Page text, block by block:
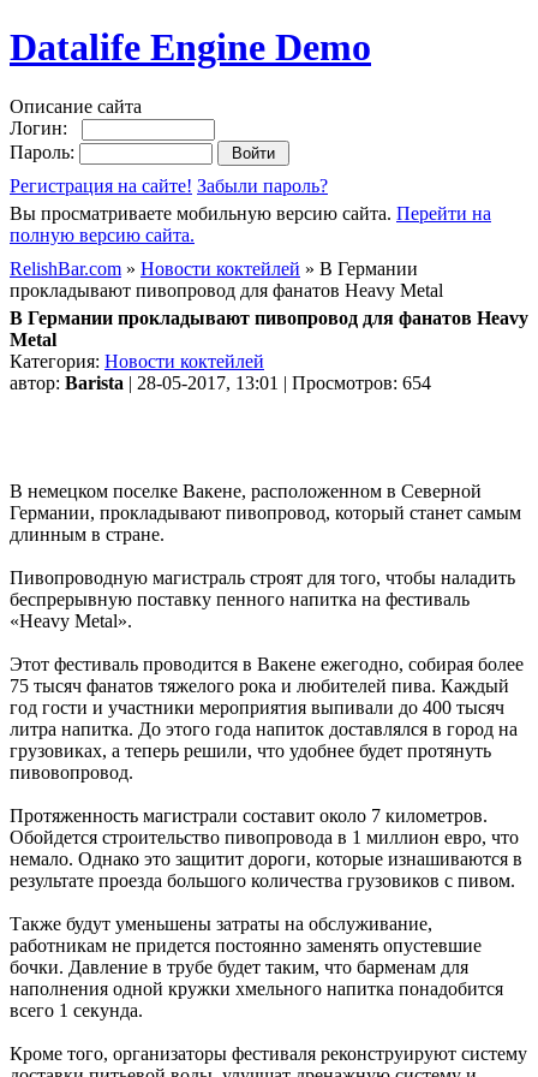
Datalife Engine Demo
Описание сайта
Логин:
Пароль:
Регистрация на сайте! Забыли пароль?
Вы просматриваете мобильную версию сайта. Перейти на
полную версию сайта.
RelishBar.com » Новости коктейлей » В Германии
прокладывают пивопровод для фанатов Heavy Metal
В Германии прокладывают пивопровод для фанатов Heavy
Metal
Категория: Новости коктейлей
автор: Barista | 28-05-2017, 13:01 | Просмотров: 654
В немецком поселке Вакене, расположенном в Северной
Германии, прокладывают пивопровод, который станет самым
длинным в стране.
Пивопроводную магистраль строят для того, чтобы наладить
беспрерывную поставку пенного напитка на фестиваль
«Heavy Metal».
Этот фестиваль проводится в Вакене ежегодно, собирая более
75 тысяч фанатов тяжелого рока и любителей пива. Каждый
год гости и участники мероприятия выпивали до 400 тысяч
литра напитка. До этого года напиток доставлялся в город на
грузовиках, а теперь решили, что удобнее будет протянуть
пивовопровод.
Протяженность магистрали составит около 7 километров.
Обойдется строительство пивопровода в 1 миллион евро, что
немало. Однако это защитит дороги, которые изнашиваются в
результате проезда большого количества грузовиков с пивом.
Также будут уменьшены затраты на обслуживание,
работникам не придется постоянно заменять опустевшие
бочки. Давление в трубе будет таким, что барменам для
наполнения одной кружки хмельного напитка понадобится
всего 1 секунда.
Кроме того, организаторы фестиваля реконструируют систему